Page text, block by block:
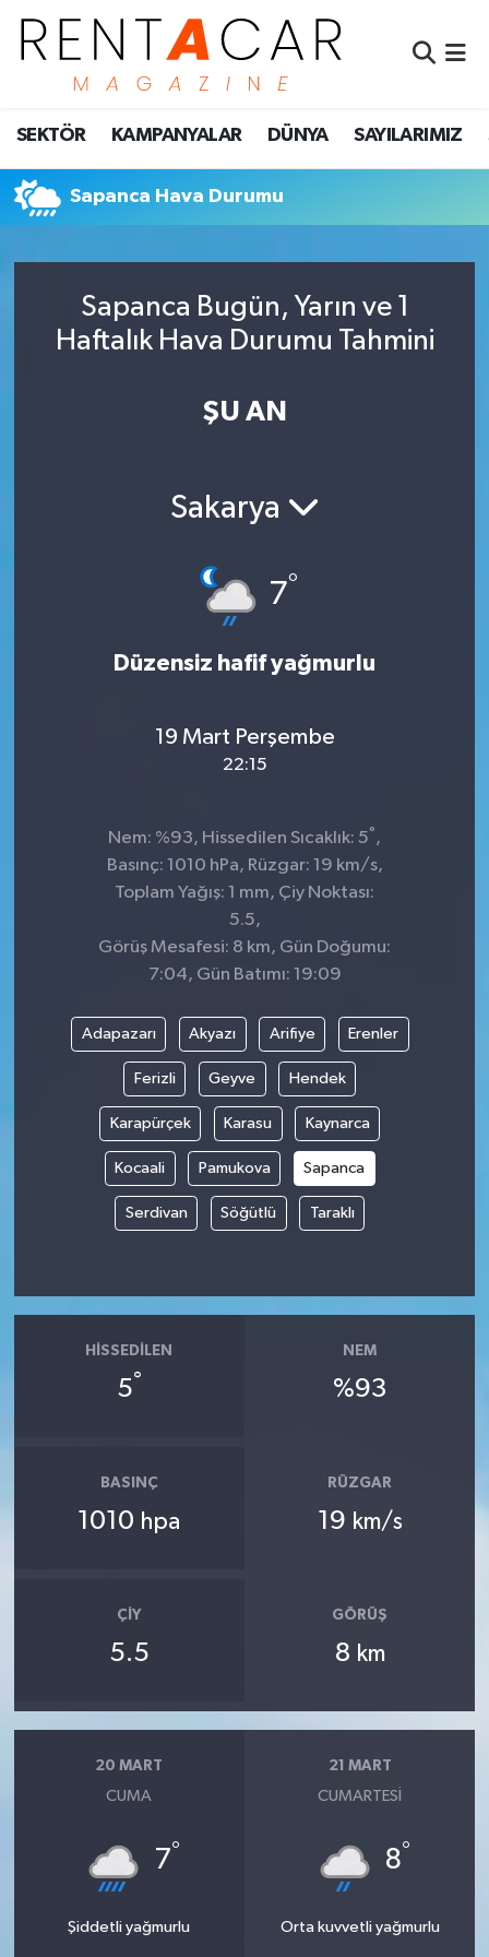
SEKTÖR KAMPANYALAR DÜNYA SAYILARIMIZ
Sapanca Hava Durumu
Sapanca Bugün, Yarın ve 1
Haftalık Hava Durumu Tahmini
ŞU AN
Sakarya
7°
Düzensiz hafif yağmurlu
19 Mart Perşembe
22:15
Nem: %93, Hissedilen Sıcaklık: 5° ,
Basınç: 1010 hPa, Rüzgar: 19 km/s,
Toplam Yağış: 1 mm, Çiy Noktası:
5.5,
Görüş Mesafesi: 8 km, Gün Doğumu:
7:04, Gün Batımı: 19:09
Adapazarı Akyazı Arifiye Erenler
Ferizli Geyve Hendek
Karapürçek Karasu Kaynarca
Kocaali Pamukova Sapanca
Serdivan Söğütlü Taraklı
HISSEDILEN
5°
NEM
%93
BASINÇ
1010 hpa
RÜZGAR
19 km/s
ÇIY
5.5
GÖRÜŞ
8 km
20 MART
CUMA
7°
Şiddetli yağmurlu
21 MART
CUMARTESI
8°
Orta kuvvetli yağmurlu
İstanbul Nöbetçi Eczaneler
İstanbul Hava Durumu
İstanbul Namaz Vakitleri
Süper Lig Puan Durumu ve Fikstür
Son Dakika Haberleri